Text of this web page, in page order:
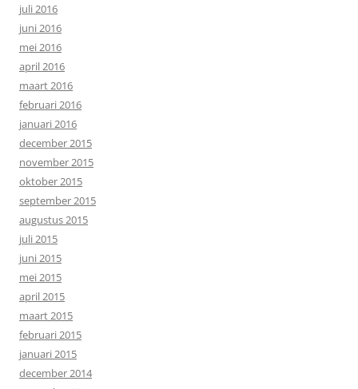
juli 2016
juni 2016
mei 2016
april 2016
maart 2016
februari 2016
januari 2016
december 2015
november 2015
oktober 2015
september 2015
augustus 2015
juli 2015
juni 2015
mei 2015
april 2015
maart 2015
februari 2015
januari 2015
december 2014